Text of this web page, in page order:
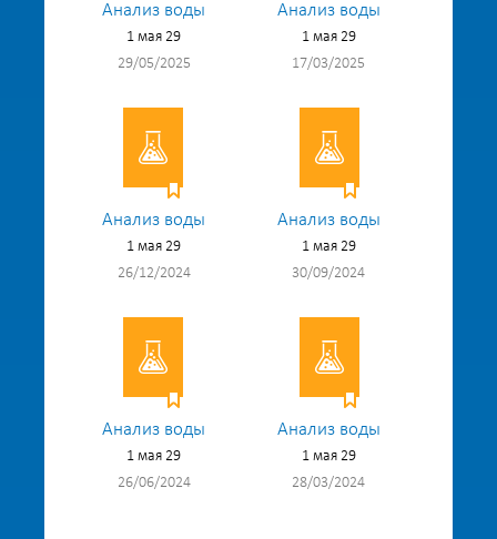
Анализ воды
1 мая 29
29/05/2025
Анализ воды
1 мая 29
17/03/2025
Анализ воды
1 мая 29
26/12/2024
Анализ воды
1 мая 29
30/09/2024
Анализ воды
1 мая 29
26/06/2024
Анализ воды
1 мая 29
28/03/2024